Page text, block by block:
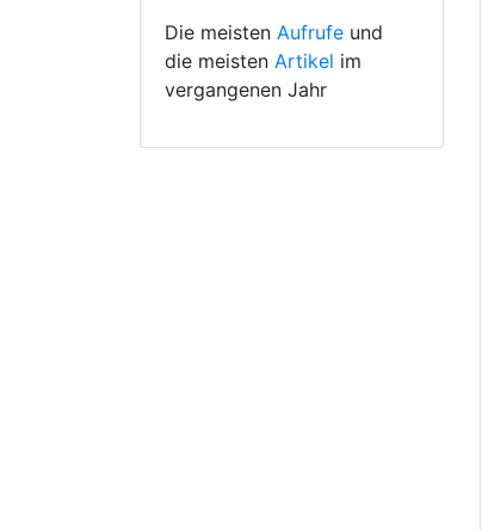
Die meisten Aufrufe und
die meisten Artikel im
vergangenen Jahr